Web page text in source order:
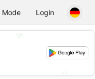
Mode Login